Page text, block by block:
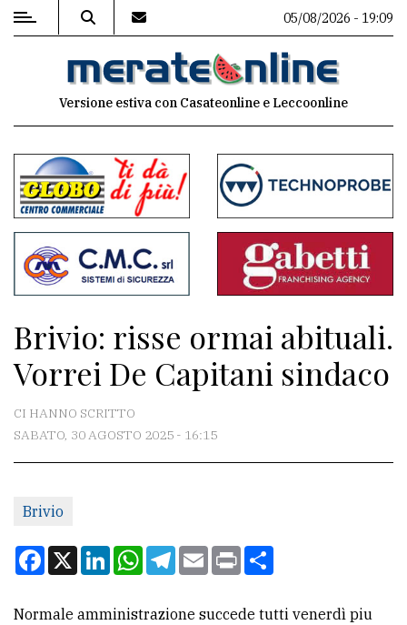
MENU
commenti
Contenuti
del
sito
Associazioni
Meteo
redazione
Scrivici
la
05/08/2026 - 19:09
Versione estiva con Casateonline e Leccoonline
Brivio: risse ormai abituali.
Vorrei De Capitani sindaco
CI HANNO SCRITTO
SABATO, 30 AGOSTO 2025 - 16:15
Brivio
Facebook
X LinkedInWhatsApp
Telegram
EmailPrint
Normale amministrazione succede tutti venerdì piu